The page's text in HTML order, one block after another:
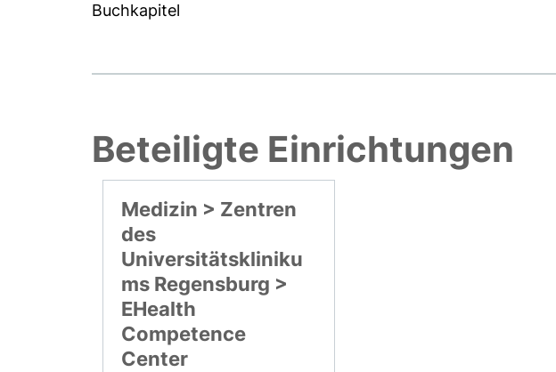
Buchkapitel
Beteiligte Einrichtungen
Medizin > Zentren
des
Universitätskliniku
ms Regensburg >
EHealth
Competence
Center